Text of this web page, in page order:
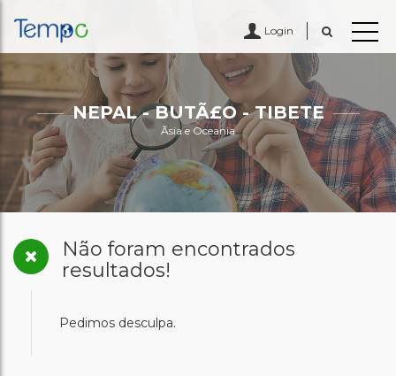
Login
NEPAL - BUTÃ£O - TIBETE
Ãsia e Oceania
Não foram encontrados
resultados!
Pedimos desculpa.